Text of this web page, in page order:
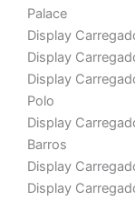
Palace
Display
Display
Display
Polo
Display
Barros
Display
Display